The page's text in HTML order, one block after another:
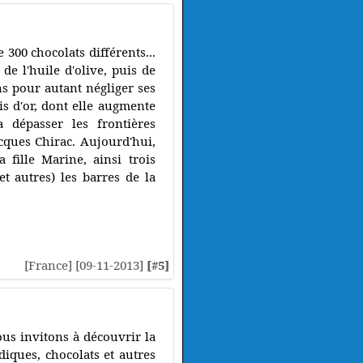
300 chocolats différents...
de l'huile d'olive, puis de
pour autant négliger ses
d'or, dont elle augmente
les frontières
Chirac. Aujourd'hui,
fille Marine, ainsi trois
autres) les barres de la
[France] [09-11-2013] [#5]
invitons à découvrir la
chocolats et autres